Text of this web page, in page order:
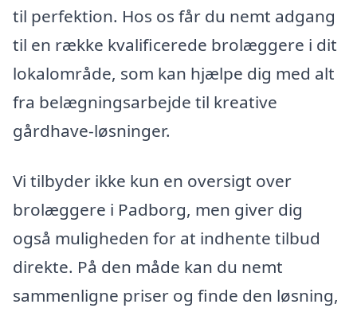
til perfektion. Hos os får du nemt adgang
til en række kvalificerede brolæggere i dit
lokalområde, som kan hjælpe dig med alt
fra belægningsarbejde til kreative
gårdhave-løsninger.
Vi tilbyder ikke kun en oversigt over
brolæggere i Padborg, men giver dig
også muligheden for at indhente tilbud
direkte. På den måde kan du nemt
sammenligne priser og finde den løsning,